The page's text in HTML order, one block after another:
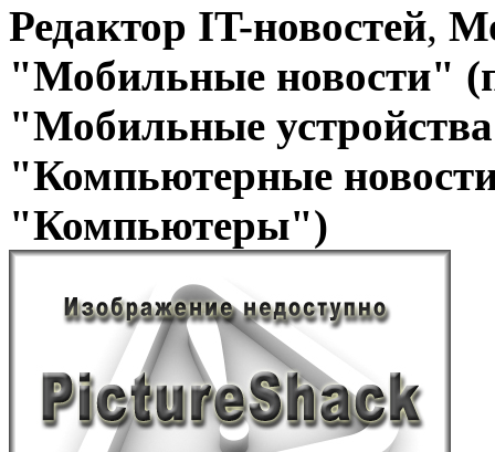
Редактор IT-новостей,
"Мобильные новости"
"Мобильные
"Компьютерные
"Компьютеры")